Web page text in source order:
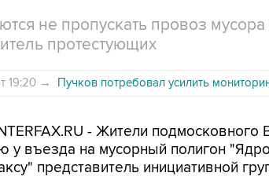
не пропускать провоз
протестующих
19:20 → Пучков потребовал усилить
- Жители подмосковного
у въезда на мусорный полигон
представитель инициативной